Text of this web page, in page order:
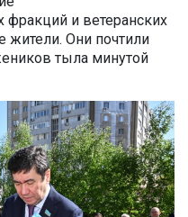
фракций и ветеранских
жители. Они почтили
тыла минутой